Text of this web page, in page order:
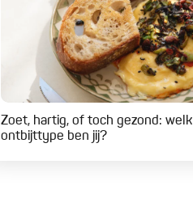
Zoet, hartig, of toch gezond: welk
ontbijttype ben jij?